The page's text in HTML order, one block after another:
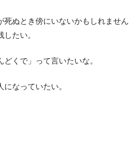
死ぬとき傍にいないかもしれません
たい。
くで」って言いたいな。
なっていたい。